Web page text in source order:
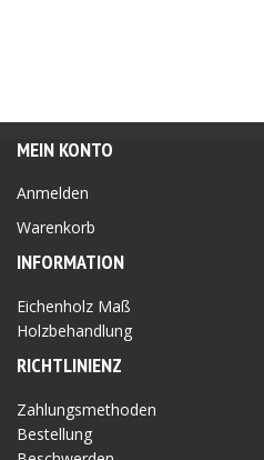
MEIN KONTO
Anmelden
Warenkorb
INFORMATION
Eichenholz Maß
Holzbehandlung
RICHTLINIENZ
Zahlungsmethoden
Bestellung